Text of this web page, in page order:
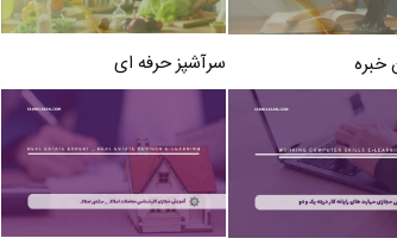
خبره سرآشپز حرفه ای